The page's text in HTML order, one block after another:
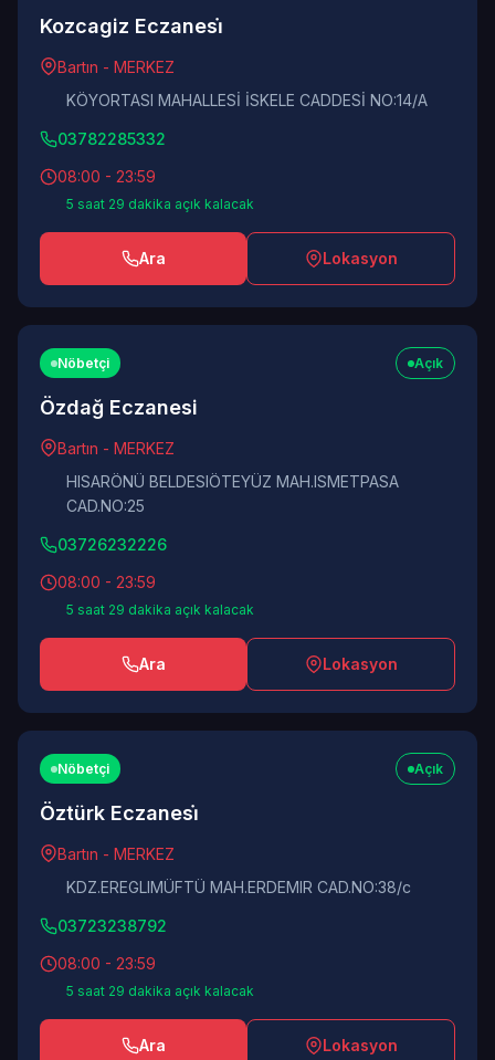
Kozcagiz Eczanesi̇
Bartın - MERKEZ
KÖYORTASI MAHALLESİ İSKELE CADDESİ NO:14/A
03782285332
08:00 - 23:59
5 saat 29 dakika açık kalacak
Ara Lokasyon
Nöbetçi Açık
Özdağ Eczanesi
Bartın - MERKEZ
HISARÖNÜ BELDESIÖTEYÜZ MAH.ISMETPASA
CAD.NO:25
03726232226
08:00 - 23:59
5 saat 29 dakika açık kalacak
Ara Lokasyon
Nöbetçi Açık
Öztürk Eczanesi̇
Bartın - MERKEZ
KDZ.EREGLIMÜFTÜ MAH.ERDEMIR CAD.NO:38/c
03723238792
08:00 - 23:59
5 saat 29 dakika açık kalacak
Ara Lokasyon